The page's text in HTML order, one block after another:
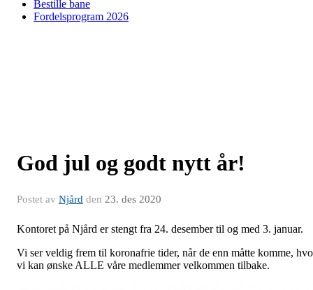
Bestille bane
Fordelsprogram 2026
God jul og godt nytt år!
Postet av Njård den 23. des 2020
Kontoret på Njård er stengt fra 24. desember til og med 3. januar.
Vi ser veldig frem til koronafrie tider, når de enn måtte komme,
vi kan ønske ALLE våre medlemmer velkommen tilbake.